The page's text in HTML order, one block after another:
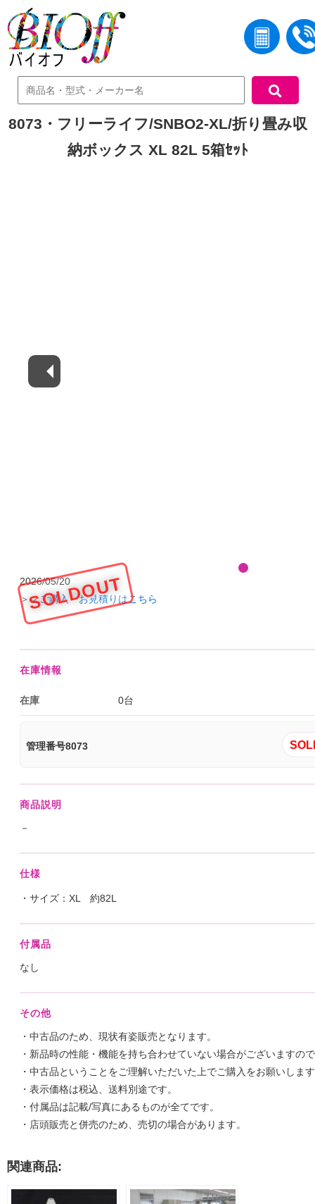
中古機器検索
8073・フリーライフ/SNBO2-XL/折り畳み収
納ボックス XL 82L 5箱ｾｯﾄ
SOLDOUT
2026/05/20
＞＞ご購入・お見積りはこちら
在庫情報
在庫 0台
管理番号8073
商品説明
－
仕様
・サイズ：XL 約82L
付属品
なし
その他
・中古品のため、現状有姿販売となります。
・新品時の性能・機能を持ち合わせていない場合がございますの
・中古品ということをご理解いただいた上でご購入をお願いしま
・表示価格は税込、送料別途です。
・付属品は記載/写真にあるものが全てです。
・店頭販売と併売のため、売切の場合があります。
関連商品: